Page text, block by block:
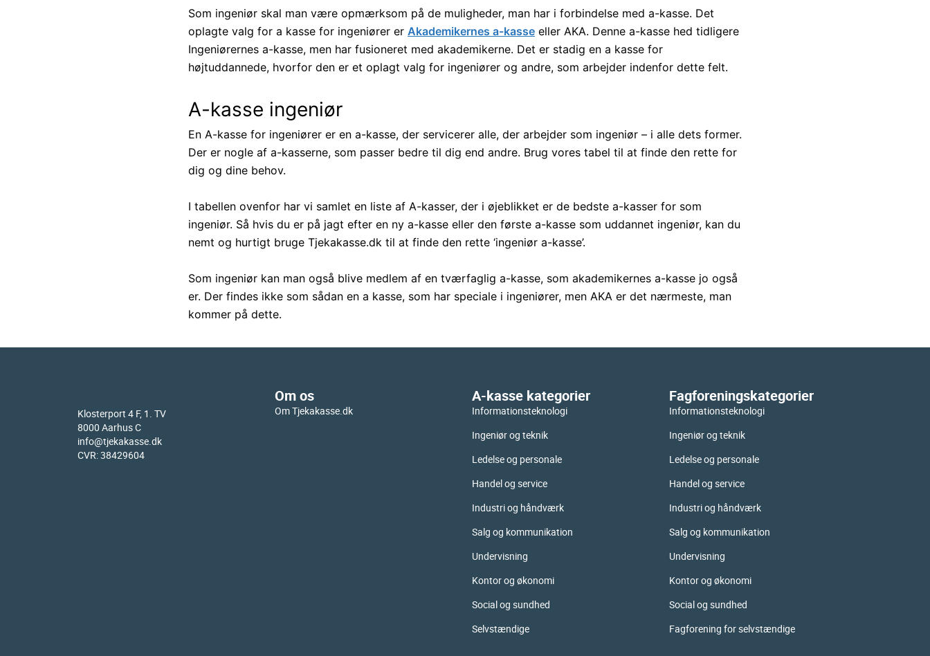
Som ingeniør skal man være opmærksom på de muligheder, man har i forbindelse med a-kasse. Det
oplagte valg for a kasse for ingeniører er Akademikernes a-kasse eller AKA. Denne a-kasse hed tidligere
Ingeniørernes a-kasse, men har fusioneret med akademikerne. Det er stadig en a kasse for
højtuddannede, hvorfor den er et oplagt valg for ingeniører og andre, som arbejder indenfor dette felt.
A-kasse ingeniør
En A-kasse for ingeniører er en a-kasse, der servicerer alle, der arbejder som ingeniør – i alle dets former.
Der er nogle af a-kasserne, som passer bedre til dig end andre. Brug vores tabel til at finde den rette for
dig og dine behov.
I tabellen ovenfor har vi samlet en liste af A-kasser, der i øjeblikket er de bedste a-kasser for som
ingeniør. Så hvis du er på jagt efter en ny a-kasse eller den første a-kasse som uddannet ingeniør, kan du
nemt og hurtigt bruge Tjekakasse.dk til at finde den rette ‘ingeniør a-kasse’.
Som ingeniør kan man også blive medlem af en tværfaglig a-kasse, som akademikernes a-kasse jo også
er. Der findes ikke som sådan en a kasse, som har speciale i ingeniører, men AKA er det nærmeste, man
kommer på dette.
Klosterport 4 F, 1. TV
8000 Aarhus C
info@tjekakasse.dk
CVR: 38429604
Om os
Om Tjekakasse.dk
A-kasse kategorier
Informationsteknologi
Ingeniør og teknik
Ledelse og personale
Handel og service
Industri og håndværk
Salg og kommunikation
Undervisning
Kontor og økonomi
Social og sundhed
Selvstændige
Fagforeningskategorier
Informationsteknologi
Ingeniør og teknik
Ledelse og personale
Handel og service
Industri og håndværk
Salg og kommunikation
Undervisning
Kontor og økonomi
Social og sundhed
Fagforening for selvstændige